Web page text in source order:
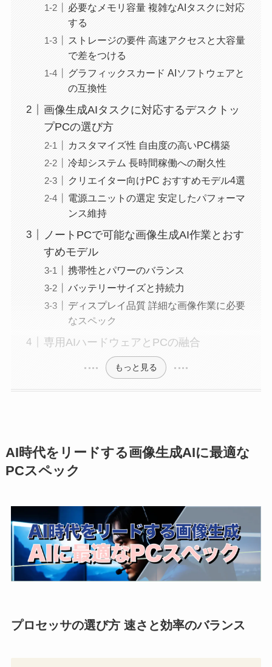
必要なメモリ容量 複雑なAIタスクに対応
する
ストレージの要件 高速アクセスと大容量
で差をつける
グラフィックスカード AIソフトウェアと
の互換性
画像生成AIタスクに対応するデスクトッ
プPCの選び方
カスタマイズ性 自由度の高いPC構築
冷却システム 長時間稼働への耐久性
クリエイター向けPC おすすめモデル4選
電源ユニットの選定 安定したパフォーマ
ンス維持
ノートPCで可能な画像生成AI作業とおす
すめモデル
携帯性とパワーのバランス
バッテリーサイズと持続力
ディスプレイ品質 詳細な画像作業に必要
なスペック
専用AIハードウェアとPCの融合
もっと見る
AI時代をリードする画像生成AIに最適な
PCスペック
プロセッサの選び方 速さと効率のバランス